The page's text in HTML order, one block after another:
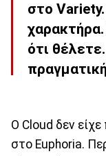
στο
ότι
Ο Cloud δεν είχε
στο Euphoria.